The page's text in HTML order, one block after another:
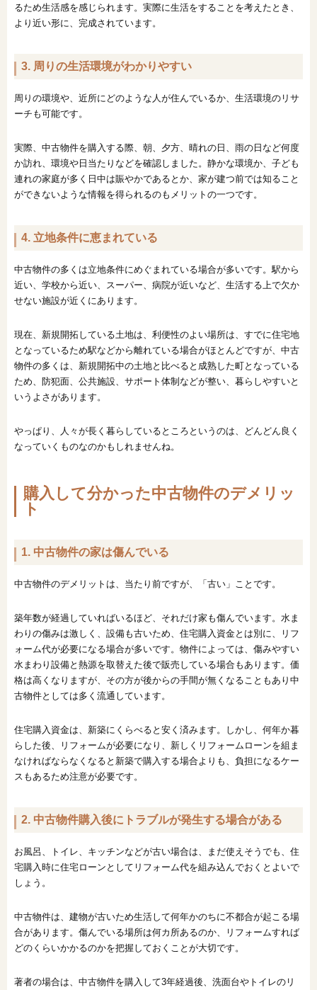
るため生活感を感じられます。実際に生活をすることを考えたとき、
より近い形に、完成されています。
3. 周りの生活環境がわかりやすい
周りの環境や、近所にどのような人が住んでいるか、生活環境のリサ
ーチも可能です。
実際、中古物件を購入する際、朝、夕方、晴れの日、雨の日など何度
か訪れ、環境や日当たりなどを確認しました。静かな環境か、子ども
連れの家庭が多く日中は賑やかであるとか、家が建つ前では知ること
ができないような情報を得られるのもメリットの一つです。
4. 立地条件に恵まれている
中古物件の多くは立地条件にめぐまれている場合が多いです。駅から
近い、学校から近い、スーパー、病院が近いなど、生活する上で欠か
せない施設が近くにあります。
現在、新規開拓している土地は、利便性のよい場所は、すでに住宅地
となっているため駅などから離れている場合がほとんどですが、中古
物件の多くは、新規開拓中の土地と比べると成熟した町となっている
ため、防犯面、公共施設、サポート体制などが整い、暮らしやすいと
いうよさがあります。
やっぱり、人々が長く暮らしているところというのは、どんどん良く
なっていくものなのかもしれませんね。
購入して分かった中古物件のデメリッ
ト
1. 中古物件の家は傷んでいる
中古物件のデメリットは、当たり前ですが、「古い」ことです。
築年数が経過していればいるほど、それだけ家も傷んでいます。水ま
わりの傷みは激しく、設備も古いため、住宅購入資金とは別に、リフ
ォーム代が必要になる場合が多いです。物件によっては、傷みやすい
水まわり設備と熱源を取替えた後で販売している場合もあります。価
格は高くなりますが、その方が後からの手間が無くなることもあり中
古物件としては多く流通しています。
住宅購入資金は、新築にくらべると安く済みます。しかし、何年か暮
らした後、リフォームが必要になり、新しくリフォームローンを組ま
なければならなくなると新築で購入する場合よりも、負担になるケー
スもあるため注意が必要です。
2. 中古物件購入後にトラブルが発生する場合がある
お風呂、トイレ、キッチンなどが古い場合は、まだ使えそうでも、住
宅購入時に住宅ローンとしてリフォーム代を組み込んでおくとよいで
しょう。
中古物件は、建物が古いため生活して何年かのちに不都合が起こる場
合があります。傷んでいる場所は何カ所あるのか、リフォームすれば
どのくらいかかるのかを把握しておくことが大切です。
著者の場合は、中古物件を購入して3年経過後、洗面台やトイレのリ